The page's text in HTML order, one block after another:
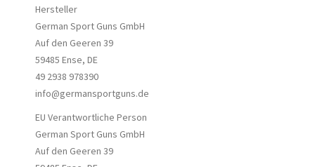
Hersteller
German Sport Guns GmbH
Auf den Geeren 39
59485 Ense, DE
49 2938 978390
info@germansportguns.de
EU Verantwortliche Person
German Sport Guns GmbH
Auf den Geeren 39